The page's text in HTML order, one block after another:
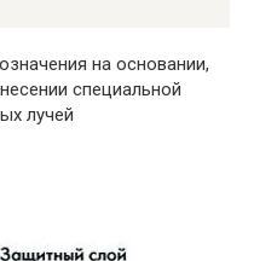
на основании,
специальной
лучей